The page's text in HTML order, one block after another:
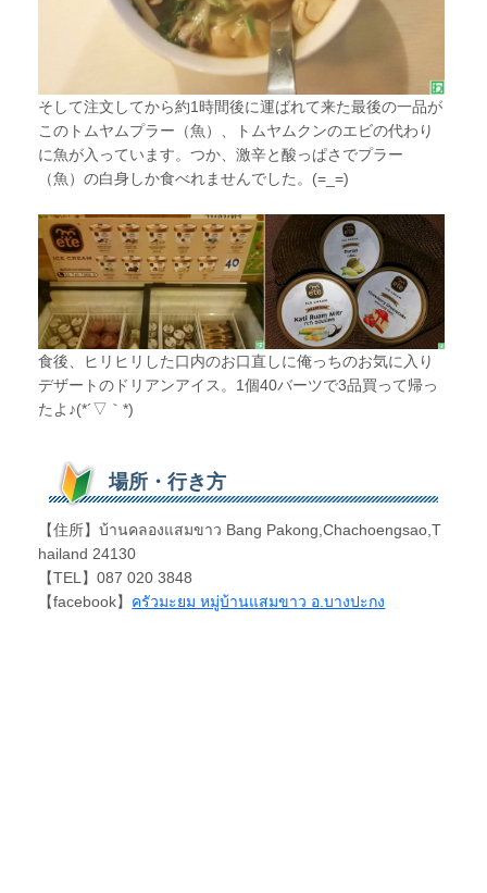
そして注文してから約1時間後に運ばれて来た最後の一品が
このトムヤムプラー（魚）、トムヤムクンのエビの代わり
に魚が入っています。つか、激辛と酸っぱさでプラー
（魚）の白身しか食べれませんでした。(=_=)
食後、ヒリヒリした口内のお口直しに俺っちのお気に入り
デザートのドリアンアイス。1個40バーツで3品買って帰っ
たよ♪(*´▽｀*)
場所・行き方
【住所】บ้านคลองแสมขาว Bang Pakong,Chachoengsao,T
hailand 24130
【TEL】087 020 3848
【facebook】 ครัวมะยม หมู่บ้านแสมขาว อ.บางปะกง